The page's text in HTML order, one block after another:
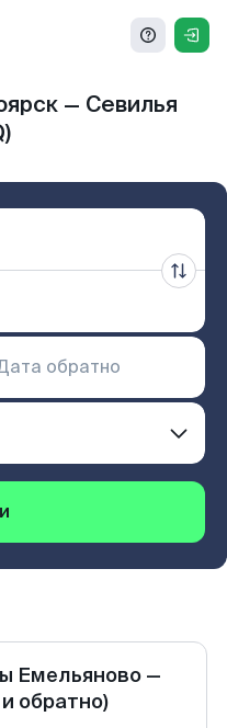
— Севилья
Емельяново —
обратно)